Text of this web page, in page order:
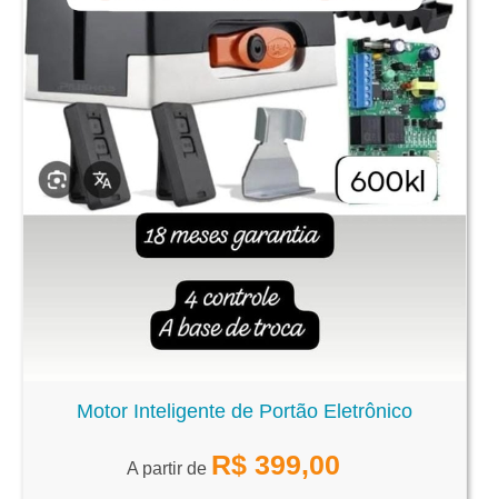
Motor Inteligente de Portão Eletrônico
A partir de R$ 399,00